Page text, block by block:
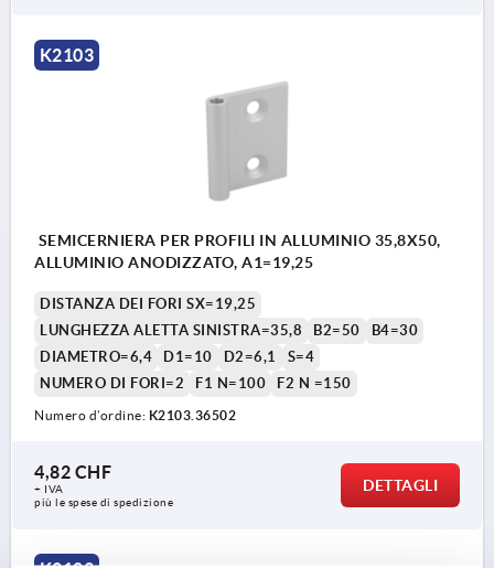
K2103
SEMICERNIERA PER PROFILI IN ALLUMINIO 35,8X50,
ALLUMINIO ANODIZZATO, A1=19,25
DISTANZA DEI FORI SX=19,25
LUNGHEZZA ALETTA SINISTRA=35,8
B2=50
B4=30
DIAMETRO=6,4
D1=10 D2=6,1
S=4
NUMERO DI FORI=2
F1 N=100 F2 N =150
Numero d’ordine: K2103.36502
4,82 CHF
+ IVA
più le spese di spedizione
DETTAGLI